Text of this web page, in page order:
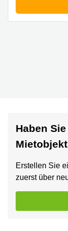
Haben
Erstellen Sie
zuerst über